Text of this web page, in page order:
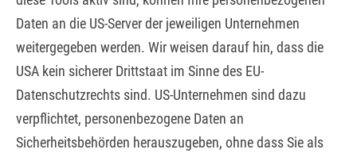
Daten an die US-Server der jeweiligen Unternehmen
weitergegeben werden. Wir weisen darauf hin, dass die
USA kein sicherer Drittstaat im Sinne des EU-
Datenschutzrechts sind. US-Unternehmen sind dazu
verpflichtet, personenbezogene Daten an
Sicherheitsbehörden herauszugeben, ohne dass Sie als